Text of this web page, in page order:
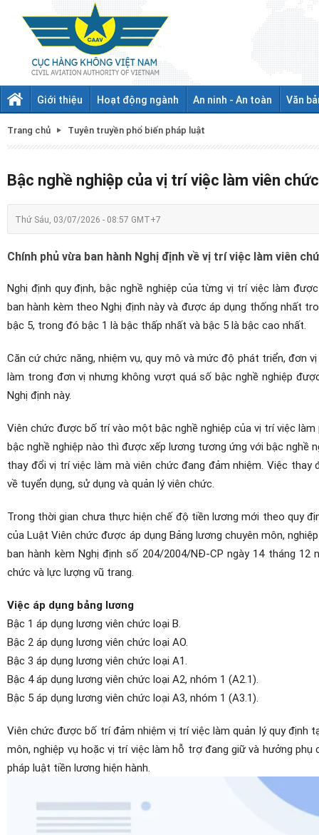
Giới thiệu Hoạt động ngành An ninh - An toàn Văn
Trang chủ Tuyên truyền phổ biến pháp luật
Bậc nghề nghiệp của vị trí việc làm viên
Thứ Sáu, 03/07/2026 - 08:57 GMT+7
Chính phủ vừa ban hành Nghị định về vị trí việc làm viên
Nghị định quy định, bậc nghề nghiệp của từng vị trí việc làm
ban hành kèm theo Nghị định này và được áp dụng thống nhất
bậc 5, trong đó bậc 1 là bậc thấp nhất và bậc 5 là bậc cao nhất.
Căn cứ chức năng, nhiệm vụ, quy mô và mức độ phát triển, đơn
làm trong đơn vị nhưng không vượt quá số bậc nghề nghiệp
Nghị định này.
Viên chức được bố trí vào một bậc nghề nghiệp của vị trí việc
bậc nghề nghiệp nào thì được xếp lương tương ứng với bậc nghề
thay đổi vị trí việc làm mà viên chức đang đảm nhiệm. Việc
về tuyển dụng, sử dụng và quản lý viên chức.
Trong thời gian chưa thực hiện chế độ tiền lương mới theo quy
của Luật Viên chức được áp dụng Bảng lương chuyên môn,
ban hành kèm Nghị định số 204/2004/NĐ-CP ngày 14 tháng
chức và lực lượng vũ trang.
Việc áp dụng bảng lương
Bậc 1 áp dụng lương viên chức loại B.
Bậc 2 áp dụng lương viên chức loại AO.
Bậc 3 áp dụng lương viên chức loại A1.
Bậc 4 áp dụng lương viên chức loại A2, nhóm 1 (A2.1).
Bậc 5 áp dụng lương viên chức loại A3, nhóm 1 (A3.1).
Viên chức được bố trí đảm nhiệm vị trí việc làm quản lý quy định
môn, nghiệp vụ hoặc vị trí việc làm hỗ trợ đang giữ và hưởng
pháp luật tiền lương hiện hành.